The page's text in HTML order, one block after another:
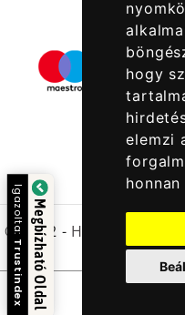
hogy
elemzi
© 2022 - Halcatraz Kft.
Megbízható Oldal
Igazolta:
Trustindex